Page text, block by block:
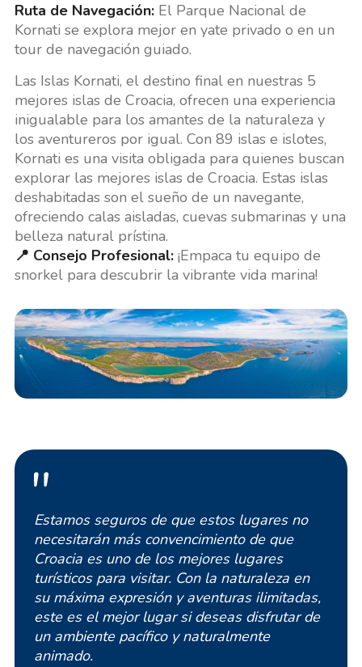
Ruta de Navegación:El Parque Nacional de
Kornati se explora mejor en yate privado o en un
tour de navegación guiado.
Las Islas Kornati, el destino final en nuestras 5
mejores islas de Croacia, ofrecen una experiencia
inigualable para los amantes de la naturaleza y
los aventureros por igual. Con 89 islas e islotes,
Kornati es una visita obligada para quienes buscan
explorar las mejores islas de Croacia. Estas islas
deshabitadas son el sueño de un navegante,
ofreciendo calas aisladas, cuevas submarinas y una
belleza natural prístina.
📍 Consejo Profesional:¡Empaca tu equipo de
snorkel para descubrir la vibrante vida marina!
Estamos seguros de que estos lugares no
necesitarán más convencimiento de que
Croacia es uno de los mejores lugares
turísticos para visitar. Con la naturaleza en
su máxima expresión y aventuras ilimitadas,
este es el mejor lugar si deseas disfrutar de
un ambiente pacífico y naturalmente
animado.